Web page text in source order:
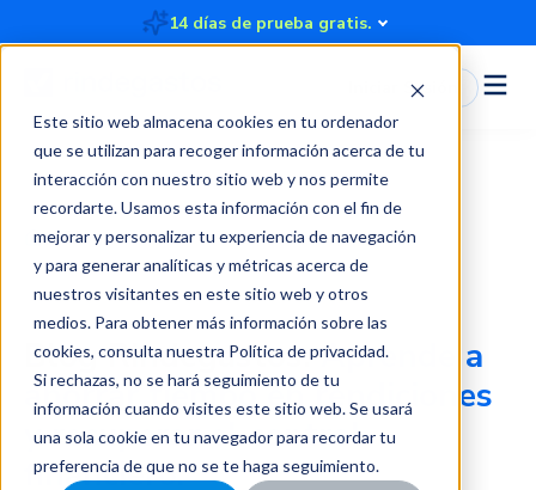
Este sitio web almacena cookies en tu ordenador
que se utilizan para recoger información acerca de tu
interacción con nuestro sitio web y nos permite
recordarte. Usamos esta información con el fin de
mejorar y personalizar tu experiencia de navegación
y para generar analíticas y métricas acerca de
nuestros visitantes en este sitio web y otros
medios. Para obtener más información sobre las
cookies, consulta nuestra Política de privacidad.
Si rechazas, no se hará seguimiento de tu
información cuando visites este sitio web. Se usará
una sola cookie en tu navegador para recordar tu
preferencia de que no se te haga seguimiento.
14 días de prueba gratis.
Iniciar Sesión
Blog
Blog Rindegastos:Aprende a
ahorrar tiempo en rendiciones
y recuperar el control
financiero.